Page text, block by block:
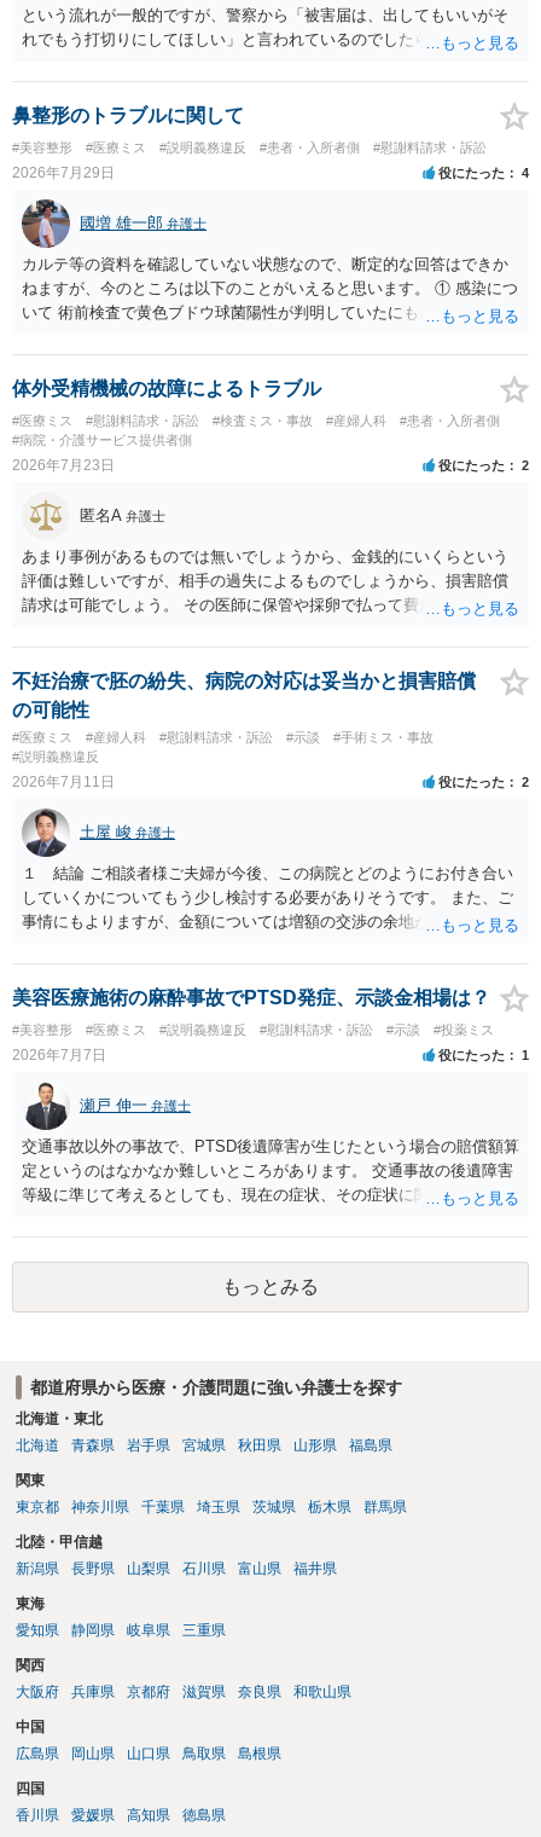
という流れが一般的ですが、警察から「被害届は、出してもいいがそ
れでもう打切りにしてほしい」と言われているのでしたら、あまり結
検察庁に訴えるのもありかもしれないですが、実際に捜査をするの
は、結局所轄だと思われますので、やはり結論は変わらないかもしれ
ないです。 一度、最寄りの「刑事に強い」とうたっている弁護士に相
談してみてはいかがでしょうか。 以上、ご参考まで。
鼻整形のトラブルに関して
#美容整形 #医療ミス #説明義務違反 #患者・入所者側 #慰謝料請求・訴訟
2026年7月29日 役にたった 4
國増 雄一郎 弁護士
カルテ等の資料を確認していない状態なので、断定的な回答はできか
ねますが、今のところは以下のことがいえると思います。 ① 感染につ
いて 術前検査で黄色ブドウ球菌陽性が判明していたにもかかわらず、
的な医療水準に照らして相当でないと判断された場合には、相手方の
過失が認められる可能性があります。 当時の標準的な医療水準につい
仮に左右でリスクが著しくことなるという事実が立証できるのであれ
ば、それに関する説明や選択の機会が与えられなかったことは、説明
挙上について 施術内容に「鼻孔緑挙上」が含まれる合意がある事実
と、それを相手方が勝手に取りやめた事実を立証できれば、債務不履
行責任を追及できる可能性があります。 また術中の変更可能性に関す
る事前の説明がなされていないのであれば、説明義務違反にあたり、
これについても損害賠償請求できる可能性があります。 詳しくは、術
鼻孔緑挙上が実施内容として記載されている事実は、施術内容に鼻孔
緑挙上が含まれる合意がある事実を推認させる事実になると思われま
す。 ④当初の手術費用の返金や、他院での修正手術費用についても補
償を求めることが可能かについて 上記①〜③で記載された相手方の過
失又は債務不履行（他に過失又は債務不履行がある場合はそれも含
む）が認定され、それらと損害（当初の手術費用や他院での修正手術
費用）との間に相当因果関係が認められる場合は、補償を求めること
は可能です。 以上です。 何かあればご連絡ください。
体外受精機械の故障によるトラブル
#医療ミス #慰謝料請求・訴訟 #検査ミス・事故 #産婦人科
#患者・入所者側
#病院・介護サービス提供者側
2026年7月23日 役にたった 2
匿名A 弁護士
あまり事例があるものでは無いでしょうから、金銭的にいくらという
評価は難しいですが、相手の過失によるものでしょうから、損害賠償
請求は可能でしょう。 その医師に保管や採卵で払って費用の返金＋α
思います。
不妊治療で胚の紛失、病院の対応は妥当かと損害賠償
の可能性
#医療ミス #産婦人科 #慰謝料請求・訴訟 #示談
#手術ミス・事故
#説明義務違反
2026年7月11日 役にたった 2
土屋 峻 弁護士
１ 結論 ご相談者様ご夫婦が今後、この病院とどのようにお付き合い
していくかについてもう少し検討する必要がありそうです。 また、ご
事情にもよりますが、金額については増額の交渉の余地がありそうで
への不信感や失望のお気持ちがあろうかと存じます。他方で、「今後
の採卵・培養・凍結工程で、今回関わった培養士を自分たちの治療に
関与させないよう求める」ご意向があるのであれば、今後この病院で
の不妊治療を継続するお考えがあるように思われます。仮に、今後も
この病院での不妊治療を継続するのであれば、解決の方法として訴訟
は選択しづらく、交渉ベースでの解決が望ましいでしょう。 その上
で、病院の提案内容を検討すると、約５万３千円の内訳は、６個分の
培養・凍結費用の保険負担分とのことですから、今回失われた胚盤胞
のみならず、維持されている５個分の胚盤胞についても病院負担とし
ており、この点は病院の譲歩部分と評価できるでしょう（診療報酬点
数K917参照）。 他方で、４ＢＡというグレードが高い胚盤胞の移植が
叶わなくなったことについては、慰謝料を主張したいところです。こ
の点、ご相談者様ご夫婦、特に奥様のご年齢は、主張内容に影響を及
ぼす要因となるでしょう。すなわち、加齢による妊孕性の低下や治療
開始時43歳未満という保険適用の制約からすれば、ご年齢が高ければ
がより大きくなると評価できるからです。 このように見積もられる慰
しょう。そうすると、金額については増額が見込まれるます。 以上述
べましたが、不妊治療における通院頻度、通院のタイミングの限定性
や診察、侵襲等の身体への負荷等の様々な負担は、相当程度女性側の
方が高いでしょう。奥様が（文面からご相談者様はご主人様と拝察し
をよく確認することが適切な解決に向かうためには重要だと考えま
す。
美容医療施術の麻酔事故でPTSD発症、示談金相場は？
#美容整形 #医療ミス #説明義務違反 #慰謝料請求・訴訟 #示談 #投薬ミス
2026年7月7日 役にたった 1
瀬戸 伸一 弁護士
交通事故以外の事故で、PTSD後遺障害が生じたという場合の賠償額算
定というのはなかなか難しいところがあります。 交通事故の後遺障害
等級に準じて考えるとしても、現在の症状、その症状に関する医療記
ず、あっても、一定の検討をしないと算定は難しいと思いますので、
一般的には無料相談で確度の高い回答は得られないと思われます。 現
在の提案額で不満という場合、一般的には弁護士に依頼をして訴訟と
いう手続きをとったほうが、時間と手間はかかりますが、賠償額は多
もっとみる
都道府県から医療・介護問題に強い弁護士を探す
北海道・東北
北海道
青森県 岩手県 宮城県 秋田県 山形県 福島県
関東
東京都
神奈川県 千葉県 埼玉県 茨城県 栃木県 群馬県
北陸・甲信越
新潟県
長野県 山梨県 石川県 富山県 福井県
東海
愛知県
静岡県 岐阜県 三重県
関西
大阪府
兵庫県 京都府 滋賀県 奈良県 和歌山県
中国
広島県
岡山県 山口県 鳥取県 島根県
四国
香川県
愛媛県 高知県 徳島県